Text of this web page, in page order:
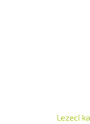
Lezecí